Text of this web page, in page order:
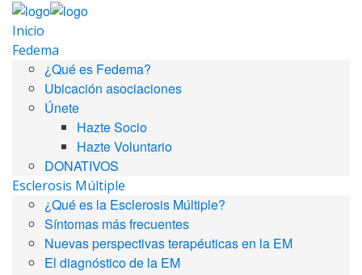
Inicio
Fedema
¿Qué es Fedema?
Ubicación asociaciones
Únete
Hazte Socio
Hazte Voluntario
DONATIVOS
Esclerosis Múltiple
¿Qué es la Esclerosis Múltiple?
Síntomas más frecuentes
Nuevas perspectivas terapéuticas en la EM
El diagnóstico de la EM